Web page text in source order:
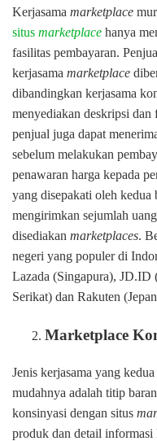
Kerjasama marketplace
situs marketplace hanya
fasilitas pembayaran.
kerjasama marketplace
dibandingkan kerjasama
menyediakan deskripsi
penjual juga dapat
sebelum melakukan
penawaran harga kepada
yang disepakati oleh kedua
mengirimkan sejumlah
disediakan marketplaces.
negeri yang populer di
Lazada (Singapura),
Serikat) dan Rakuten
Marketplace
Jenis kerjasama yang
mudahnya adalah titip
konsinyasi dengan situs
produk dan detail informasi